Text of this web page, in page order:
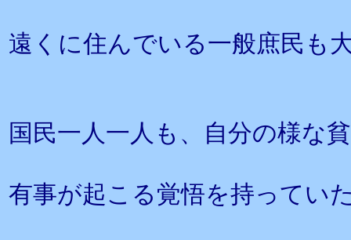
遠くに住んでいる一般庶民も
国民一人一人も、自分の様な
有事が起こる覚悟を持ってい